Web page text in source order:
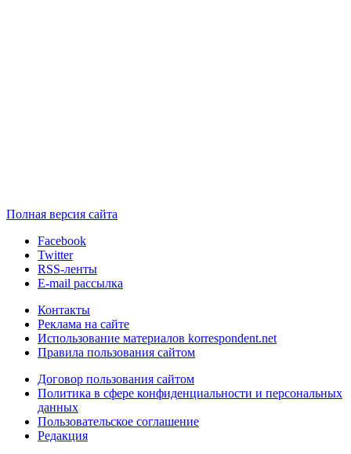
Полная версия сайта
Facebook
Twitter
RSS-ленты
E-mail рассылка
Контакты
Реклама на сайте
Использование материалов korrespondent.net
Правила пользования сайтом
Договор пользования сайтом
Политика в сфере конфиденциальности и персональных
данных
Пользовательское соглашение
Редакция